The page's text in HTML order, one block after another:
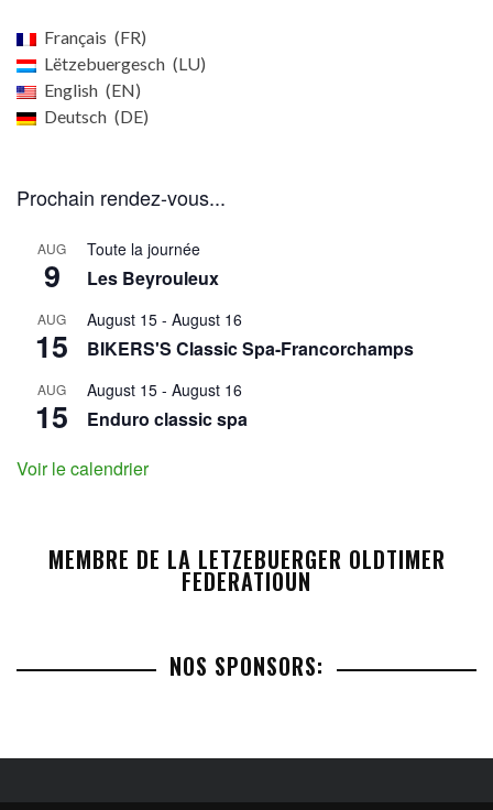
Français
FR
Lëtzebuergesch
LU
English
EN
Deutsch
DE
Prochain rendez-vous...
AUG
9
Toute la journée
Les Beyrouleux
AUG
15
August 15 - August 16
BIKERS'S Classic Spa-Francorchamps
AUG
15
August 15 - August 16
Enduro classic spa
Voir le calendrier
MEMBRE DE LA LETZEBUERGER OLDTIMER
FEDERATIOUN
NOS SPONSORS: